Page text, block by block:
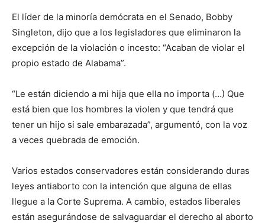
El líder de la minoría demócrata en el Senado, Bobby
Singleton, dijo que a los legisladores que eliminaron la
excepción de la violación o incesto: “Acaban de violar el
propio estado de Alabama”.
“Le están diciendo a mi hija que ella no importa (…) Que
está bien que los hombres la violen y que tendrá que
tener un hijo si sale embarazada”, argumentó, con la voz
a veces quebrada de emoción.
Varios estados conservadores están considerando duras
leyes antiaborto con la intención que alguna de ellas
llegue a la Corte Suprema. A cambio, estados liberales
están asegurándose de salvaguardar el derecho al aborto